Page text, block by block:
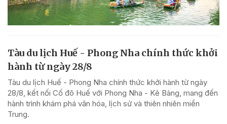
Tàu du lịch Huế - Phong Nha chính thức khởi
hành từ ngày 28/8
Tàu du lịch Huế - Phong Nha chính thức khởi hành từ ngày
28/8, kết nối Cố đô Huế với Phong Nha - Kẻ Bàng, mang đến
hành trình khám phá văn hóa, lịch sử và thiên nhiên miền
Trung.